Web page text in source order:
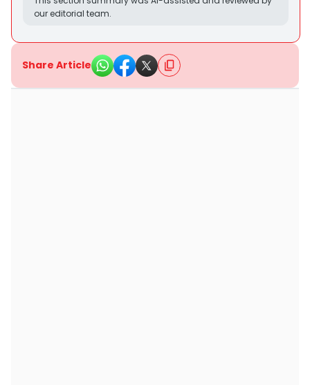
our editorial team.
Share Article